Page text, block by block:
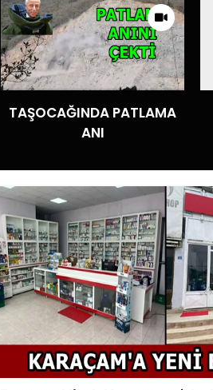
TAŞOCAĞINDA PATLAMA
ANI
jandarmadan nefes
kesen kovalamaca